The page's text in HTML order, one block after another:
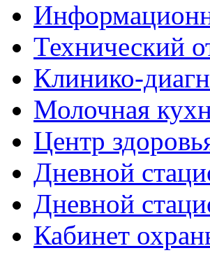
Технический
Клинико-
Молочная
Центр
Дневной
Дневной
Кабинет